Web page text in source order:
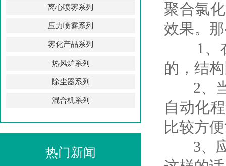
离心喷雾系列
压力喷雾系列
雾化产品系列
热风炉系列
除尘器系列
混合机系列
热门新闻
聚合氯
效果。
1、在
的，结
2、当
自动化
比较方
3、应